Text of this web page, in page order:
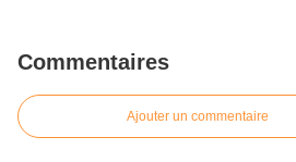
Commentaires
Ajouter un commentaire